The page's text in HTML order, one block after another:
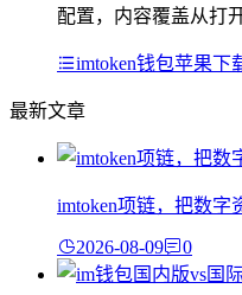
配置，内容覆盖从打
imtoken钱包苹果下
最新文章
imtoken项链，把数字
2026-08-09 0